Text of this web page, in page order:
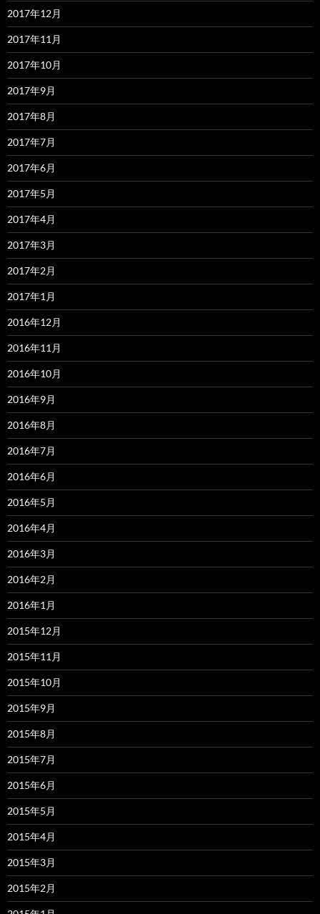
2017年12月
2017年11月
2017年10月
2017年9月
2017年8月
2017年7月
2017年6月
2017年5月
2017年4月
2017年3月
2017年2月
2017年1月
2016年12月
2016年11月
2016年10月
2016年9月
2016年8月
2016年7月
2016年6月
2016年5月
2016年4月
2016年3月
2016年2月
2016年1月
2015年12月
2015年11月
2015年10月
2015年9月
2015年8月
2015年7月
2015年6月
2015年5月
2015年4月
2015年3月
2015年2月